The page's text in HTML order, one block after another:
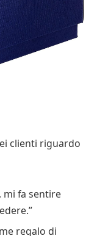
clienti riguardo
mi fa sentire
regalo di